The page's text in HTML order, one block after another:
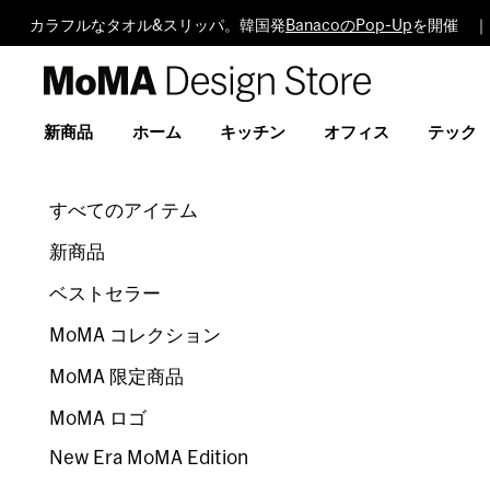
カラフルなタオル&スリッパ。韓国発 BanacoのPop-Upを開催
Design
新商品 ホーム キッチン オフィス テック
すべてのアイテム
新商品
ベストセラー
MoMA コレクション
MoMA 限定商品
MoMA ロゴ
New Era MoMA Edition